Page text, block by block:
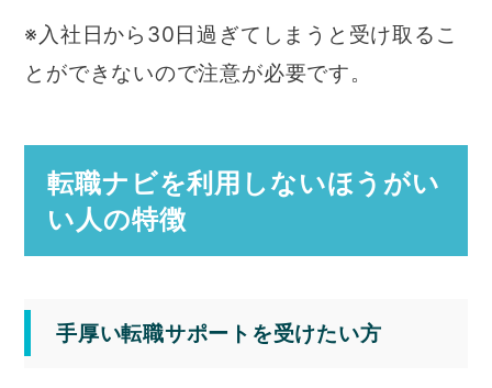
※入社日から30日過ぎてしまうと受け取るこ
とができないので注意が必要です。
転職ナビを利用しないほうがい
い人の特徴
手厚い転職サポートを受けたい方